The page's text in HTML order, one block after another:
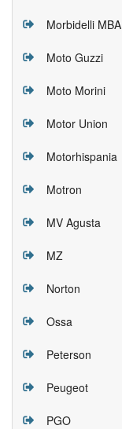
Morbidelli MBA
Moto Guzzi
Moto Morini
Motor Union
Motorhispania
Motron
MV Agusta
MZ
Norton
Ossa
Peterson
Peugeot
PGO